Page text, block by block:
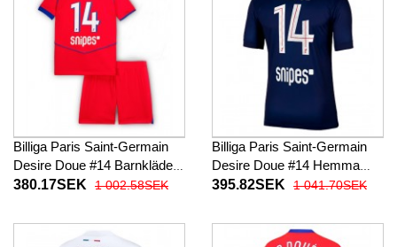
Billiga Paris Saint-Germain
Desire Doue #14 Barnkläder
Tredje fotbollskläder till baby
byxor)
380.17SEK 1 002.58SEK
Billiga Paris Saint-Germain
Desire Doue #14 Hemma
fotbollskläder 2025-26
395.82SEK 1 041.70SEK